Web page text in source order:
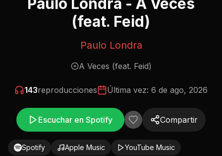
(feat. Feid)
Paulo Londra
A Veces (feat. Feid)
143reproducciones Última vez: 6 de ago, 2026
Escuchar en Spotify Compartir
Spotify Apple Music YouTube Music